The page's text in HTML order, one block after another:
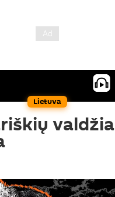
Lietuva
valdžia